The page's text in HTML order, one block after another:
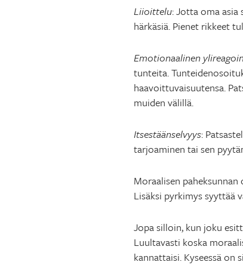
Liioittelu: Jotta oma
härkäsiä. Pienet rikkeet
Emotionaalinen
tunteita.
haavoittuvaisuutensa.
muiden välillä.
Itsestäänselvyys:
tarjoaminen tai sen
Moraalisen
Lisäksi pyrkimys syyttää
Jopa silloin, kun joku
Luultavasti koska
kannattaisi. Kyseessä on